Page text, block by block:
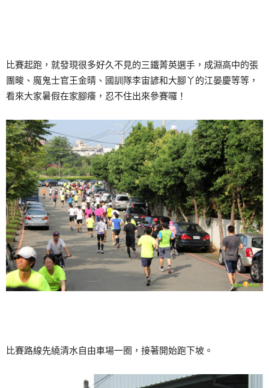
比賽起跑，就發現很多好久不見的三鐵菁英選手，成淵高中的張
團畯、魔鬼士官王金晴、國訓隊李宙諺和大腳丫的江晏慶等等，
看來大家暑假在家腳癢，忍不住出來參賽囉！
比賽路線先繞清水自由車場一圈，接著開始跑下坡。